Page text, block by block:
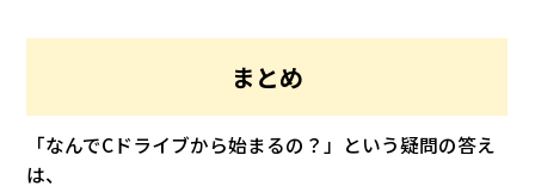
まとめ
「なんでCドライブから始まるの？」という疑問の答え
は、